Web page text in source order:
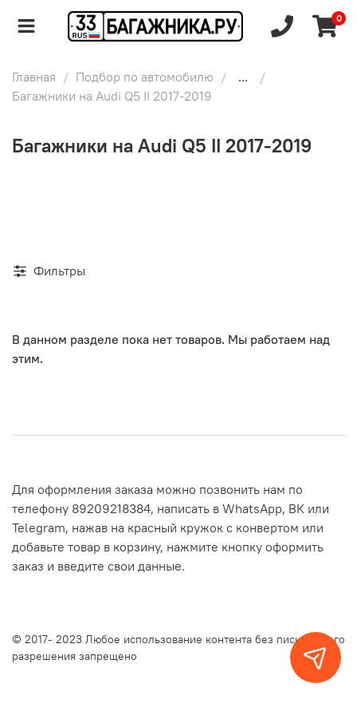
0
Главная Подбор по автомобилю
...
Багажники на Audi Q5 II 2017-2019
Багажники на Audi Q5 II 2017-2019
Фильтры
В данном разделе пока нет товаров. Мы работаем над
этим.
Для оформления заказа можно позвонить нам по
телефону 89209218384, написать в WhatsApp, ВК или
Telegram, нажав на красный кружок с конвертом или
добавьте товар в корзину, нажмите кнопку оформить
заказ и введите свои данные.
© 2017- 2023 Любое использование контента без письменного
разрешения запрещено